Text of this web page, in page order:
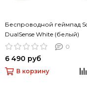
Беспроводной геймпад
DualSense White (белый)
0
6 490 руб
В корзину